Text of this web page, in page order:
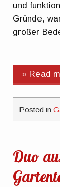
und
Gründe,
großer
» Read
Posted in
Duo